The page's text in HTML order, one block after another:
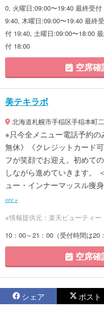
0, 火曜日:09:00〜19:40 最終受
9:40, 木曜日:09:00〜19:40 最終
付 19:40, 土曜日:09:00〜18:00
付 18:00
空席
美テキラボ
北海道札幌市手稲区手稲本町
※只今全メニュー電話予約
無休》《クレジットカード
フが笑顔でお迎え。初めて
しながら進めていきます。
ュー・インナーマッスル痩
ore »
※情報提供元：楽天ビューティー
10：00～21：00（受付時間は20
空席
シェア ポスト